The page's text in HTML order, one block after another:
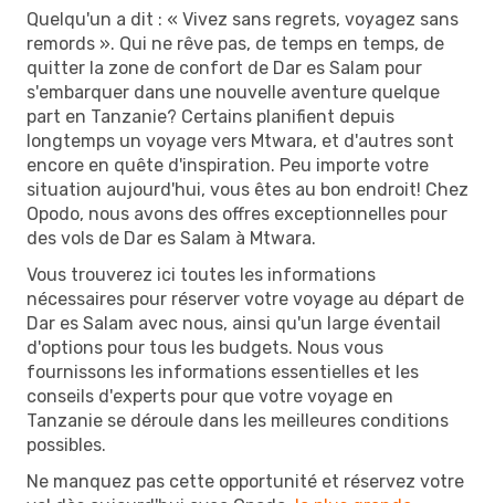
Quelqu'un a dit : « Vivez sans regrets, voyagez sans
remords ». Qui ne rêve pas, de temps en temps, de
quitter la zone de confort de Dar es Salam pour
s'embarquer dans une nouvelle aventure quelque
part en Tanzanie? Certains planifient depuis
longtemps un voyage vers Mtwara, et d'autres sont
encore en quête d'inspiration. Peu importe votre
situation aujourd'hui, vous êtes au bon endroit! Chez
Opodo, nous avons des offres exceptionnelles pour
des vols de Dar es Salam à Mtwara.
Vous trouverez ici toutes les informations
nécessaires pour réserver votre voyage au départ de
Dar es Salam avec nous, ainsi qu'un large éventail
d'options pour tous les budgets. Nous vous
fournissons les informations essentielles et les
conseils d'experts pour que votre voyage en
Tanzanie se déroule dans les meilleures conditions
possibles.
Ne manquez pas cette opportunité et réservez votre